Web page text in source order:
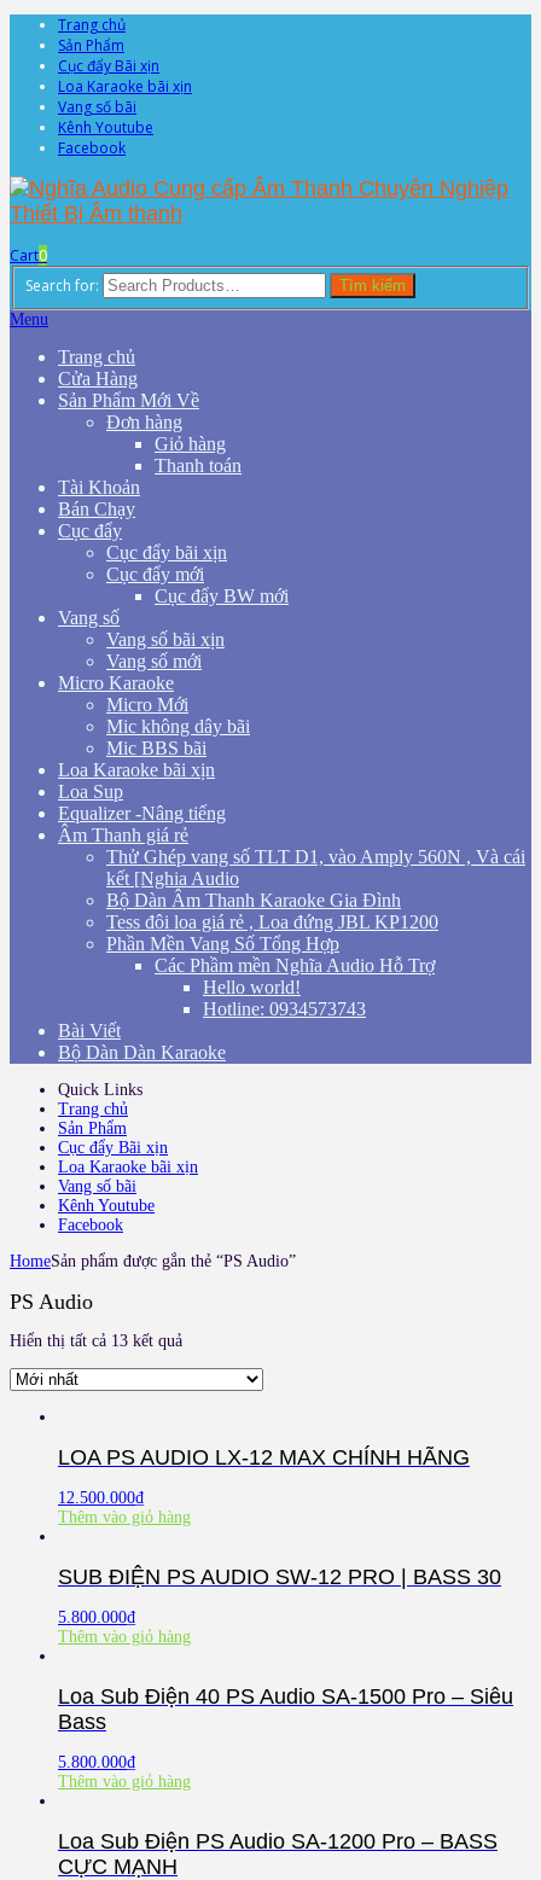
Trang chủ
Sản Phẩm
Cục đẩy Bãi xịn
Loa Karaoke bãi xịn
Vang số bãi
Kênh Youtube
Facebook
Cart0
Search for:
Tìm kiếm
Menu
Trang chủ
Cửa Hàng
Sản Phẩm Mới Về
Đơn hàng
Giỏ hàng
Thanh toán
Tài Khoản
Bán Chạy
Cục đẩy
Cục đẩy bãi xịn
Cục đẩy mới
Cục đẩy BW mới
Vang số
Vang số bãi xịn
Vang số mới
Micro Karaoke
Micro Mới
Mic không dây bãi
Mic BBS bãi
Loa Karaoke bãi xịn
Loa Sup
Equalizer -Nâng tiếng
Âm Thanh giá rẻ
Thử Ghép vang số TLT D1, vào Amply 560N , Và cái
kết [Nghia Audio
Bộ Dàn Âm Thanh Karaoke Gia Đình
Tess đôi loa giá rẻ , Loa đứng JBL KP1200
Phần Mền Vang Số Tổng Hợp
Các Phầm mền Nghĩa Audio Hỗ Trợ
Hello world!
Hotline: 0934573743
Bài Viết
Bộ Dàn Dàn Karaoke
Quick Links
Trang chủ
Sản Phẩm
Cục đẩy Bãi xịn
Loa Karaoke bãi xịn
Vang số bãi
Kênh Youtube
Facebook
HomeSản phẩm được gắn thẻ “PS Audio”
PS Audio
Hiển thị tất cả 13 kết quả
LOA PS AUDIO LX-12 MAX CHÍNH HÃNG
12.500.000₫
Thêm vào giỏ hàng
SUB ĐIỆN PS AUDIO SW-12 PRO | BASS 30
5.800.000₫
Thêm vào giỏ hàng
Loa Sub Điện 40 PS Audio SA-1500 Pro – Siêu
Bass
5.800.000₫
Thêm vào giỏ hàng
Loa Sub Điện PS Audio SA-1200 Pro – BASS
CỰC MẠNH